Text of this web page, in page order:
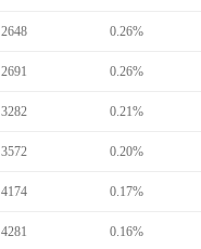
2648 0.26%
2691 0.26%
3282 0.21%
3572 0.20%
4174 0.17%
4281 0.16%